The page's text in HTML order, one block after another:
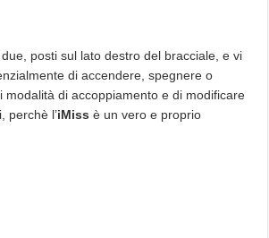
posti sul lato destro del bracciale, e vi
di accendere, spegnere o
modalità di accoppiamento e di modificare
perchè l’iMiss è un vero e proprio